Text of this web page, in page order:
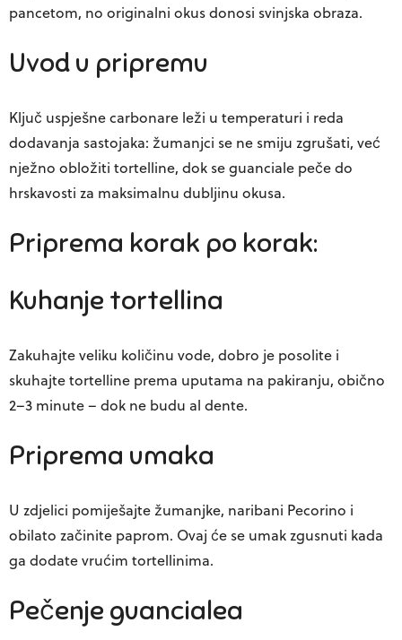
pancetom, no originalni okus donosi svinjska obraza.
Uvod u pripremu
Ključ uspješne carbonare leži u temperaturi i reda
dodavanja sastojaka: žumanjci se ne smiju zgrušati, već
nježno obložiti tortelline, dok se guanciale peče do
hrskavosti za maksimalnu dubljinu okusa.
Priprema korak po korak:
Kuhanje tortellina
Zakuhajte veliku količinu vode, dobro je posolite i
skuhajte tortelline prema uputama na pakiranju, obično
2–3 minute – dok ne budu al dente.
Priprema umaka
U zdjelici pomiješajte žumanjke, naribani Pecorino i
obilato začinite paprom. Ovaj će se umak zgusnuti kada
ga dodate vrućim tortellinima.
Pečenje guancialea